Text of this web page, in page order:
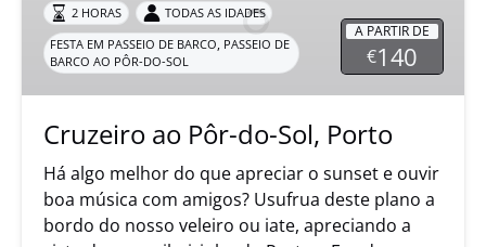
do-
Sol,
Porto
A PARTIR DE
€140
2 HORAS
TODAS AS IDADES
FESTA EM PASSEIO DE BARCO, PASSEIO DE
BARCO AO PÔR-DO-SOL
Cruzeiro ao Pôr-do-Sol, Porto
Há algo melhor do que apreciar o sunset e ouvir
boa música com amigos? Usufrua deste plano a
bordo do nosso veleiro ou iate, apreciando a